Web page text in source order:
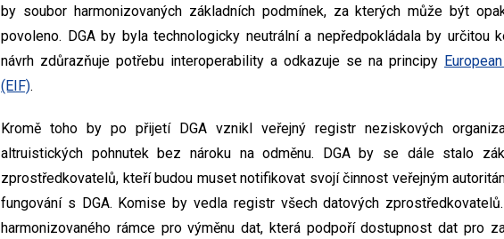
by soubor harmonizovaných základních podmínek, za kterých může být
povoleno. DGA by byla technologicky neutrální a nepředpokládala by určitou
návrh zdůrazňuje potřebu interoperability a odkazuje se na principy
(EIF).
Kromě toho by po přijetí DGA vznikl veřejný registr neziskových
altruistických pohnutek bez nároku na odměnu. DGA by se dále stalo
zprostředkovatelů, kteří budou muset notifikovat svojí činnost veřejným
fungování s DGA. Komise by vedla registr všech datových
harmonizovaného rámce pro výměnu dat, která podpoří dostupnost dat pro